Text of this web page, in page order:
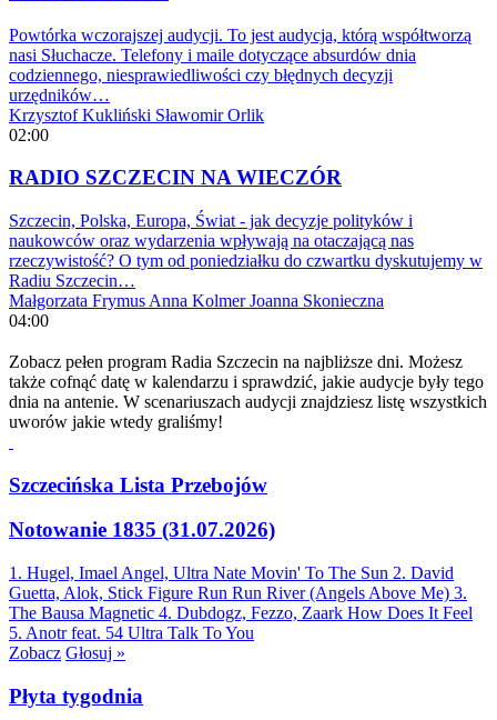
Powtórka wczorajszej audycji. To jest audycja, którą współtworzą
nasi Słuchacze. Telefony i maile dotyczące absurdów dnia
codziennego, niesprawiedliwości czy błędnych decyzji
urzędników…
Krzysztof Kukliński Sławomir Orlik
02:00
RADIO SZCZECIN NA WIECZÓR
Szczecin, Polska, Europa, Świat - jak decyzje polityków i
naukowców oraz wydarzenia wpływają na otaczającą nas
rzeczywistość? O tym od poniedziałku do czwartku dyskutujemy w
Radiu Szczecin…
Małgorzata Frymus Anna Kolmer Joanna Skonieczna
04:00
Zobacz pełen program Radia Szczecin na najbliższe dni. Możesz
także cofnąć datę w kalendarzu i sprawdzić, jakie audycje były tego
dnia na antenie. W scenariuszach audycji znajdziesz listę wszystkich
uworów jakie wtedy graliśmy!
Szczecińska Lista Przebojów
Notowanie 1835 (31.07.2026)
1. Hugel, Imael Angel, Ultra Nate Movin' To The Sun 2. David
Guetta, Alok, Stick Figure Run Run River (Angels Above Me) 3.
The Bausa Magnetic 4. Dubdogz, Fezzo, Zaark How Does It Feel
5. Anotr feat. 54 Ultra Talk To You
Zobacz Głosuj »
Płyta tygodnia